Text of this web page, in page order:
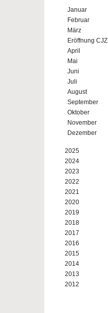
Januar
Februar
März
Eröffnung CJZ
April
Mai
Juni
Juli
August
September
Oktober
November
Dezember
2025
2024
2023
2022
2021
2020
2019
2018
2017
2016
2015
2014
2013
2012